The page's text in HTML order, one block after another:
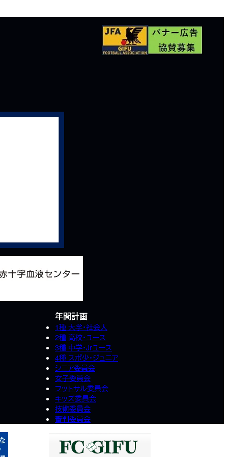
年間計画
1種 大学・社会人
2種 高校･ユース
3種 中学･Jrユース
4種 スポ少･ジュニア
シニア委員会
女子委員会
フットサル委員会
キッズ委員会
技術委員会
審判委員会